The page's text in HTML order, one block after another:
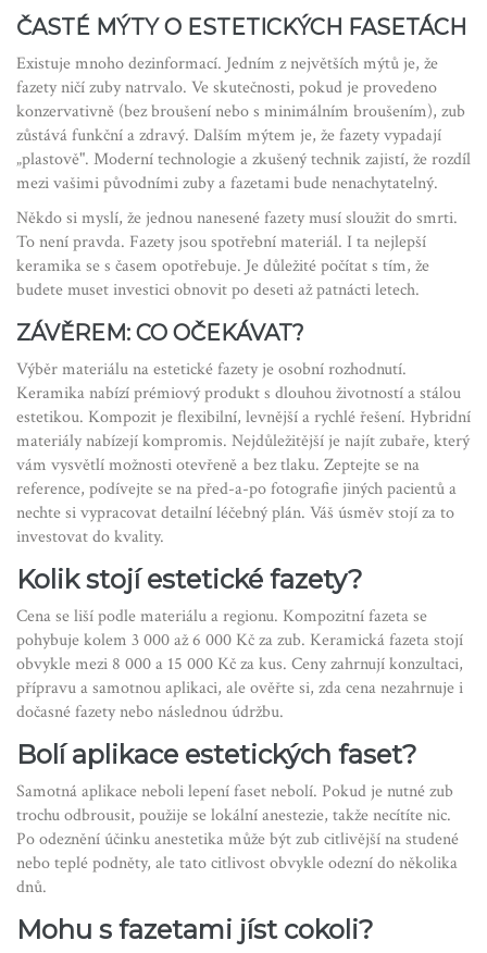
ČASTÉ MÝTY O ESTETICKÝCH FASETÁCH
Existuje mnoho dezinformací. Jedním z největších mýtů je, že
fazety ničí zuby natrvalo. Ve skutečnosti, pokud je provedeno
konzervativně (bez broušení nebo s minimálním broušením), zub
zůstává funkční a zdravý. Dalším mýtem je, že fazety vypadají
„plastově". Moderní technologie a zkušený technik zajistí, že rozdíl
mezi vašimi původními zuby a fazetami bude nenachytatelný.
Někdo si myslí, že jednou nanesené fazety musí sloužit do smrti.
To není pravda. Fazety jsou spotřební materiál. I ta nejlepší
keramika se s časem opotřebuje. Je důležité počítat s tím, že
budete muset investici obnovit po deseti až patnácti letech.
ZÁVĚREM: CO OČEKÁVAT?
Výběr materiálu na estetické fazety je osobní rozhodnutí.
Keramika nabízí prémiový produkt s dlouhou životností a stálou
estetikou. Kompozit je flexibilní, levnější a rychlé řešení. Hybridní
materiály nabízejí kompromis. Nejdůležitější je najít zubaře, který
vám vysvětlí možnosti otevřeně a bez tlaku. Zeptejte se na
reference, podívejte se na před-a-po fotografie jiných pacientů a
nechte si vypracovat detailní léčebný plán. Váš úsměv stojí za to
investovat do kvality.
Kolik stojí estetické fazety?
Cena se liší podle materiálu a regionu. Kompozitní fazeta se
pohybuje kolem 3 000 až 6 000 Kč za zub. Keramická fazeta stojí
obvykle mezi 8 000 a 15 000 Kč za kus. Ceny zahrnují konzultaci,
přípravu a samotnou aplikaci, ale ověřte si, zda cena nezahrnuje i
dočasné fazety nebo následnou údržbu.
Bolí aplikace estetických faset?
Samotná aplikace neboli lepení faset nebolí. Pokud je nutné zub
trochu odbrousit, použije se lokální anestezie, takže necítíte nic.
Po odeznění účinku anestetika může být zub citlivější na studené
nebo teplé podněty, ale tato citlivost obvykle odezní do několika
dnů.
Mohu s fazetami jíst cokoli?